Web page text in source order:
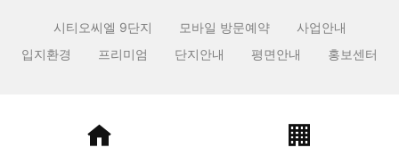
시티오씨엘 9단지 모바일 방문예약
사업안내
입지환경
프리미엄 단지안내 평면안내 홍보센터